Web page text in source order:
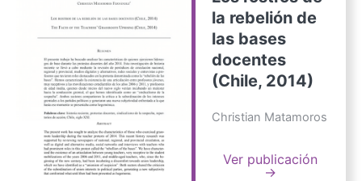
la rebelión de
las bases
docentes
(Chile, 2014)
Christian Matamoros
Ver publicación
→